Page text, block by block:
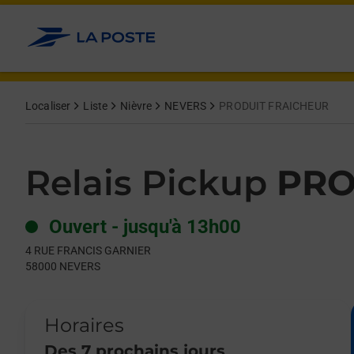
Allez au contenu
Localiser Liste Nièvre NEVERS PRODUIT FRAICHEUR
Relais Pickup
Ouvert - jusqu'à 13h00
4 RUE FRANCIS GARNIER
58000 NEVERS
Horaires
Day of the WeekHours
Get directions to Relais Pickup at 4 RUE FRANCIS GARNIER
lien s'ouvre dans un nouvel onglet